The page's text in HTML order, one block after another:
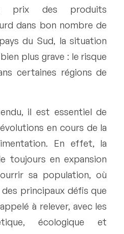
prix des produits
dans bon nombre de
du Sud, la situation
plus grave : le risque
certaines régions de
il est essentiel de
en cours de la
En effet, la
toujours en expansion
sa population, où
des principaux défis que
à relever, avec les
écologique et